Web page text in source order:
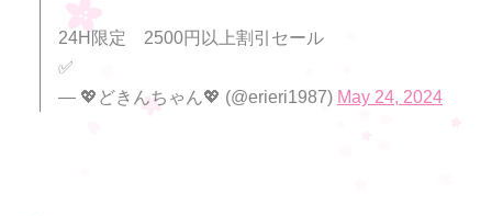
24H限定 2500円以上割引セール
✅
— 💖どきんちゃん💖 (@erieri1987) May 24, 2024